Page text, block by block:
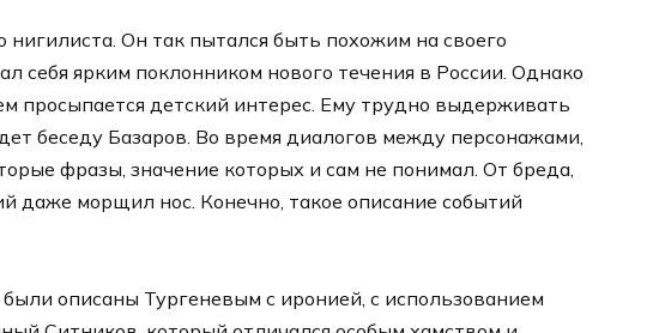
Он так пытался быть похожим на своего
себя ярким поклонником нового течения в России. Однако
просыпается детский интерес. Ему трудно выдерживать
беседу Базаров. Во время диалогов между персонажами,
фразы, значение которых и сам не понимал. От бреда,
даже морщил нос. Конечно, такое описание событий
описаны Тургеневым с иронией, с использованием